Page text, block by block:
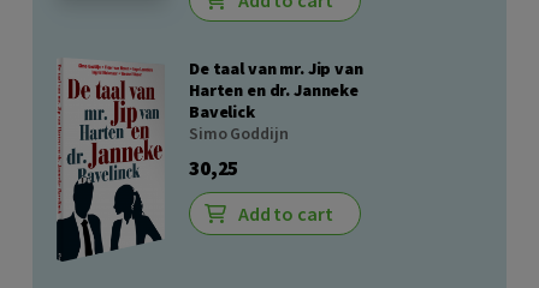
De taal van mr. Jip van
Harten en dr. Janneke
Bavelick
Simo Goddijn
30,25
Add to cart